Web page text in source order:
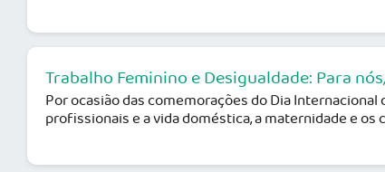
Trabalho Feminino e Desigualdade: Para
Por ocasião das comemorações do Dia
profissionais e a vida doméstica, a maternidade e os